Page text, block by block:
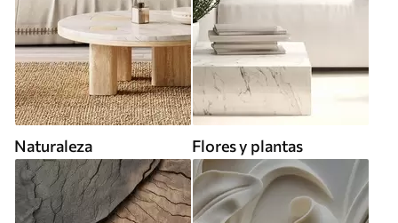
Naturaleza Flores y plantas